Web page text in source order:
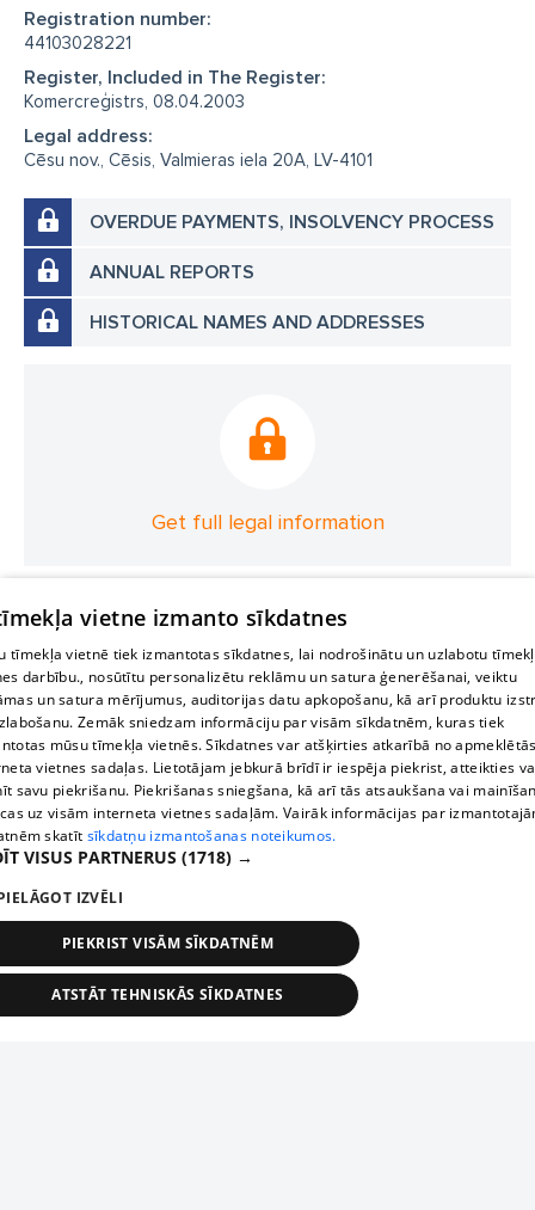
Registration number:
44103028221
Register, Included in The Register:
Komercreģistrs, 08.04.2003
Legal address:
Cēsu nov., Cēsis, Valmieras iela 20A, LV-4101
OVERDUE PAYMENTS, INSOLVENCY PROCESS
ANNUAL REPORTS
HISTORICAL NAMES AND ADDRESSES
Get full legal information
vietne izmanto sīkdatnes
tīmekļa vietnē tiek izmantotas sīkdatnes, lai nodrošinātu un uzlabotu
darbību., nosūtītu personalizētu reklāmu un satura ģenerēšanai, veiktu
un satura mērījumus, auditorijas datu apkopošanu, kā arī produktu
Zemāk sniedzam informāciju par visām sīkdatnēm, kuras tiek
mūsu tīmekļa vietnēs. Sīkdatnes var atšķirties atkarībā no
vietnes sadaļas. Lietotājam jebkurā brīdī ir iespēja piekrist, atteikties
savu piekrišanu. Piekrišanas sniegšana, kā arī tās atsaukšana vai
uz visām interneta vietnes sadaļām. Vairāk informācijas par
skatīt sīkdatņu izmantošanas noteikumos.
VISUS PARTNERUS (1718) →
IZVĒLI
PIEKRIST VISĀM SĪKDATNĒM
ATSTĀT TEHNISKĀS SĪKDATNES